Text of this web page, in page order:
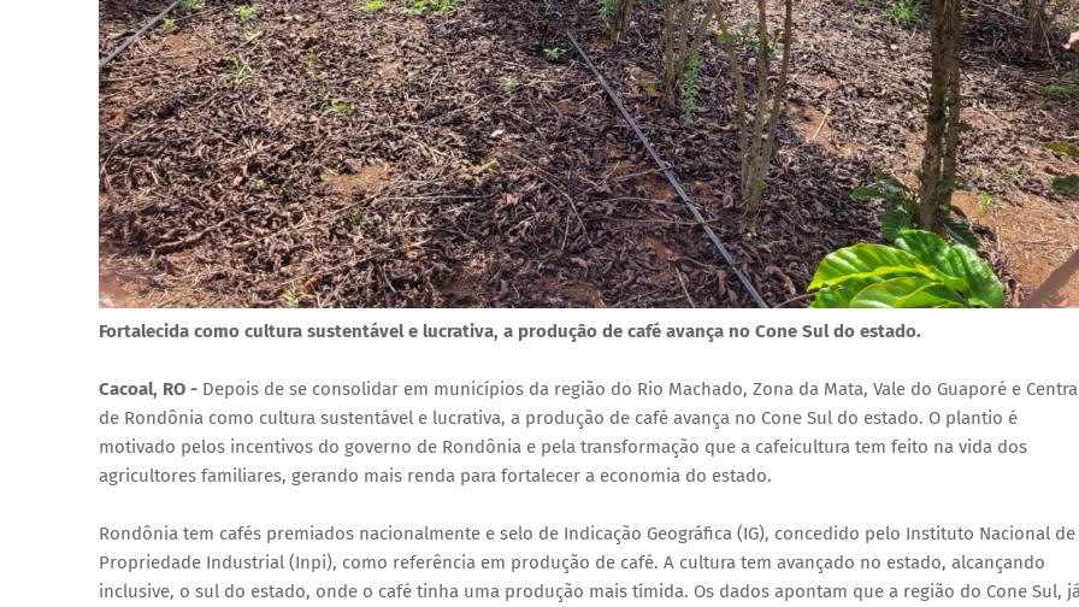
Fortalecida como cultura sustentável e lucrativa, a produção de café avança no Cone Sul do estado.
Cacoal, RO - Depois de se consolidar em municípios da região do Rio Machado, Zona da Mata, Vale do Guaporé e
de Rondônia como cultura sustentável e lucrativa, a produção de café avança no Cone Sul do estado. O plantio é
motivado pelos incentivos do governo de Rondônia e pela transformação que a cafeicultura tem feito na vida dos
agricultores familiares, gerando mais renda para fortalecer a economia do estado.
Rondônia tem cafés premiados nacionalmente e selo de Indicação Geográfica (IG), concedido pelo Instituto Nacional de
Propriedade Industrial (Inpi), como referência em produção de café. A cultura tem avançado no estado, alcançando
inclusive, o sul do estado, onde o café tinha uma produção mais tímida. Os dados apontam que a região do Cone Sul,